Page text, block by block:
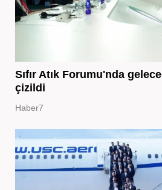
Sıfır Atık Forumu'nda
çizildi
Haber7